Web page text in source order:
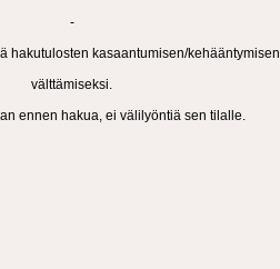
-
hakutulosten kasaantumisen/kehääntymisen
välttämiseksi.
ennen hakua, ei välilyöntiä sen tilalle.